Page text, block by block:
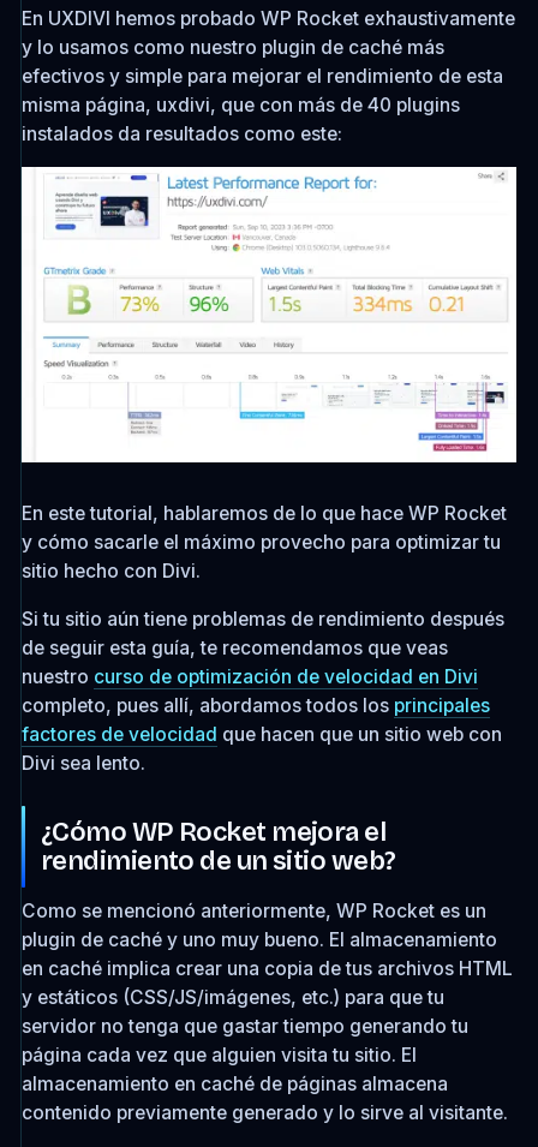
En UXDIVI hemos probado WP Rocket exhaustivamente
y lo usamos como nuestro plugin de caché más
efectivos y simple para mejorar el rendimiento de esta
misma página, uxdivi, que con más de 40 plugins
instalados da resultados como este:
En este tutorial, hablaremos de lo que hace WP Rocket
y cómo sacarle el máximo provecho para optimizar tu
sitio hecho con Divi.
Si tu sitio aún tiene problemas de rendimiento después
de seguir esta guía, te recomendamos que veas
nuestro curso de optimización de velocidad en Divi
completo, pues allí, abordamos todos los principales
factores de velocidad que hacen que un sitio web con
Divi sea lento.
¿Cómo WP Rocket mejora el
rendimiento de un sitio web?
Como se mencionó anteriormente, WP Rocket es un
plugin de caché y uno muy bueno. El almacenamiento
en caché implica crear una copia de tus archivos HTML
y estáticos (CSS/JS/imágenes, etc.) para que tu
servidor no tenga que gastar tiempo generando tu
página cada vez que alguien visita tu sitio. El
almacenamiento en caché de páginas almacena
contenido previamente generado y lo sirve al visitante.